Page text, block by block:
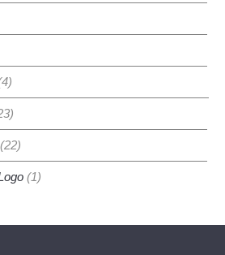
(22)
(1)